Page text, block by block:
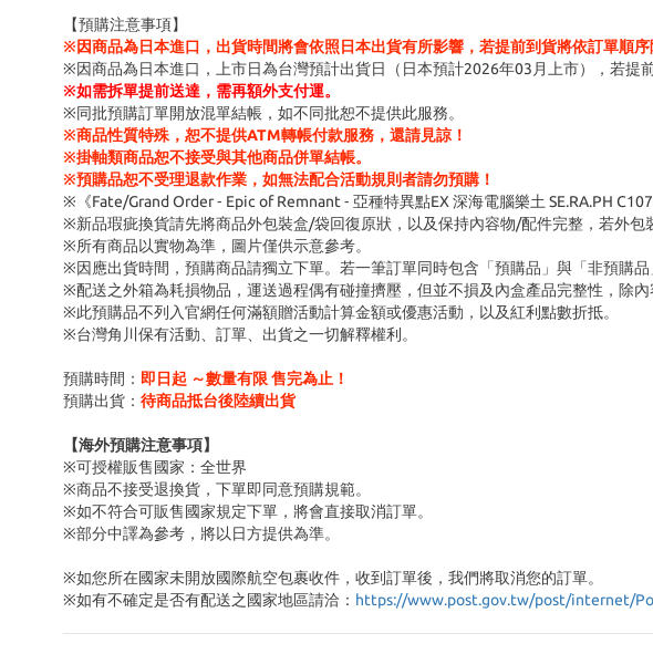
【預購注意事項】
※因商品為日本進口，出貨時間將會依照日本出貨有所影響，若提前到貨將依訂單順
※因商品為日本進口，上市日為台灣預計出貨日（日本預計2026年03月上市），若提
※如需拆單提前送達，需再額外支付運。
※同批預購訂單開放混單結帳，如不同批恕不提供此服務。
※商品性質特殊，恕不提供ATM轉帳付款服務，還請見諒！
※掛軸類商品恕不接受與其他商品併單結帳。
※預購品恕不受理退款作業，如無法配合活動規則者請勿預購！
※《Fate/Grand Order ‐ Epic of Remnant ‐ 亞種特異點EX 深海電腦樂土 SE.RA.PH
※新品瑕疵換貨請先將商品外包裝盒/袋回復原狀，以及保持內容物/配件完整，若外包
※所有商品以實物為準，圖片僅供示意參考。
※因應出貨時間，預購商品請獨立下單。若一筆訂單同時包含「預購品」與「非預購
※配送之外箱為耗損物品，運送過程偶有碰撞擠壓，但並不損及內盒產品完整性，除內
※此預購品不列入官網任何滿額贈活動計算金額或優惠活動，以及紅利點數折抵。
※台灣角川保有活動、訂單、出貨之一切解釋權利。
預購時間： 即日起 ～數量有限 售完為止！
預購出貨： 待商品抵台後陸續出貨
【海外預購注意事項】
※可授權販售國家：全世界
※商品不接受退換貨，下單即同意預購規範。
※如不符合可販售國家規定下單，將會直接取消訂單。
※部分中譯為參考，將以日方提供為準。
※如您所在國家未開放國際航空包裹收件，收到訂單後，我們將取消您的訂單。
※如有不確定是否有配送之國家地區請洽： https://www.post.gov.tw/post/internet/